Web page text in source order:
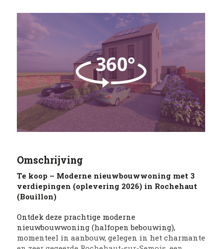
Omschrijving
Te koop – Moderne nieuwbouwwoning met 3
verdiepingen (oplevering 2026) in Rochehaut
(Bouillon)
Ontdek deze prachtige moderne
nieuwbouwwoning (halfopen bebouwing),
momenteel in aanbouw, gelegen in het charmante